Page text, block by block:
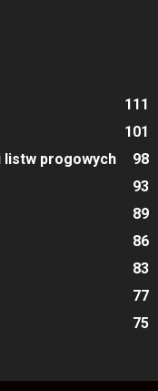
111
101
listw progowych
98
93
89
86
83
77
75